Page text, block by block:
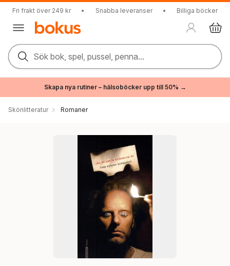
Fri frakt över 249 kr • Snabba leveranser • Billiga böcker
Sök bok, spel, pussel, penna...
Skapa nya rutiner – hälsoböcker upp till 50% →
Skönlitteratur Romaner